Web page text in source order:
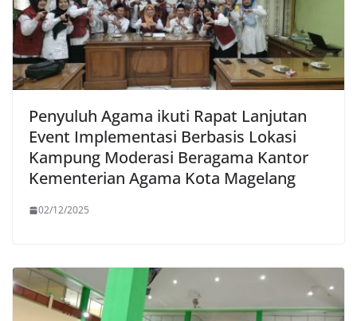
Penyuluh Agama ikuti Rapat Lanjutan
Event Implementasi Berbasis Lokasi
Kampung Moderasi Beragama Kantor
Kementerian Agama Kota Magelang
02/12/2025